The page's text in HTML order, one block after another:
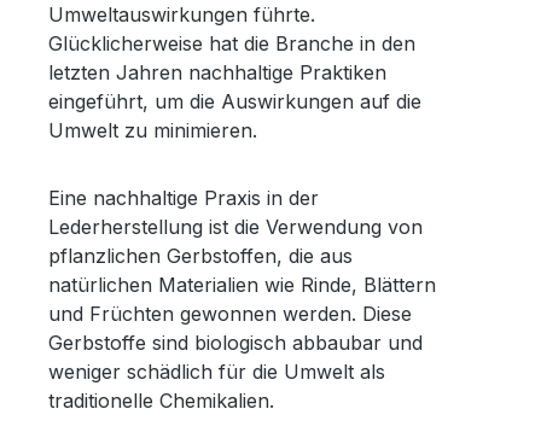
Umweltauswirkungen führte.
Glücklicherweise hat die Branche in den
letzten Jahren nachhaltige Praktiken
eingeführt, um die Auswirkungen auf die
Umwelt zu minimieren.
Eine nachhaltige Praxis in der
Lederherstellung ist die Verwendung von
pflanzlichen Gerbstoffen, die aus
natürlichen Materialien wie Rinde, Blättern
und Früchten gewonnen werden. Diese
Gerbstoffe sind biologisch abbaubar und
weniger schädlich für die Umwelt als
traditionelle Chemikalien.